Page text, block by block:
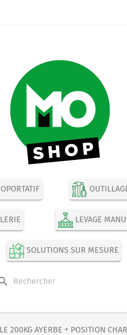
LEVAGE
SOLUTIONS SUR MESURE
200KG AYERBE + POSITION